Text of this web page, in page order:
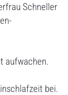
Schneller
aufwachen.
bei.